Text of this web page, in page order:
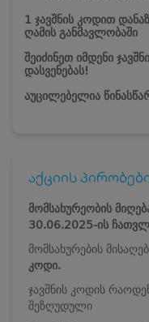
1 ჯავშნის კოდით
ღამის განმავლობაში
შეიძინეთ იმდენი
დასვენებას!
აუცილებელია
აქციის
მომსახურეობის
30.06.2025-ის
მომსახურების
კოდი.
ჯავშნის კოდის
შეზღუდული